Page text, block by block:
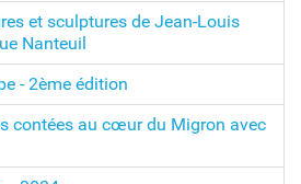
et sculptures de Jean-Louis
Nanteuil
- 2ème édition
contées au cœur du Migron avec